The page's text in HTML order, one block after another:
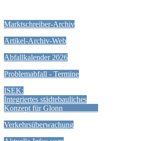
Marktschreiber-Archiv
Artikel-Archiv-Web
Abfallkalender 2026
Problemabfall - Termine
ISEK:
Integriertes städtebauliches
Konzept für Glonn
Verkehrsüberwachung